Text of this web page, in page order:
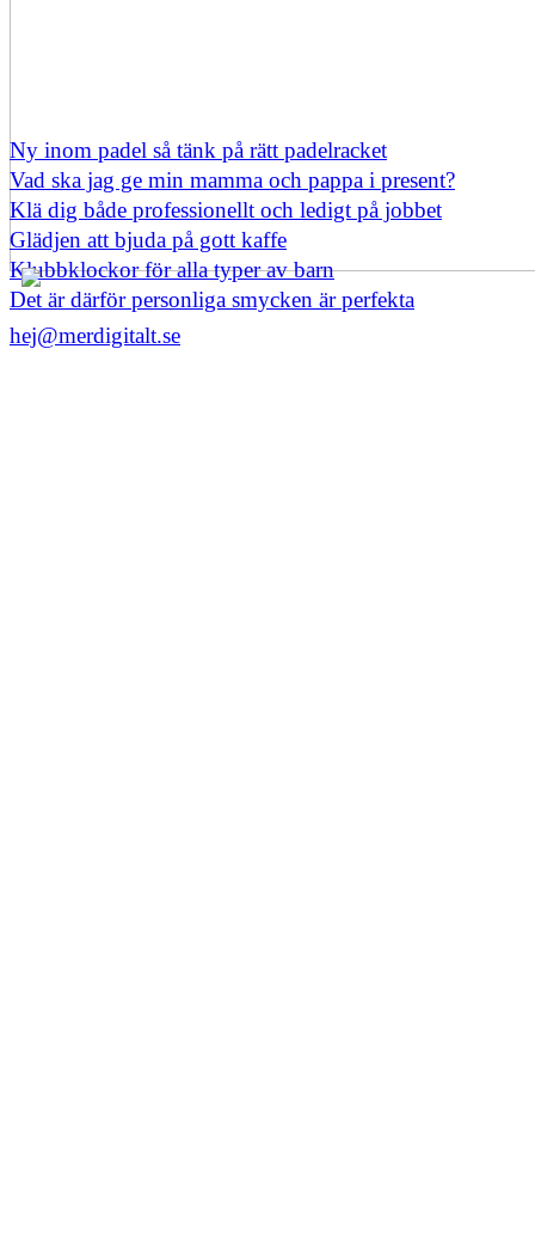
Ny inom padel så tänk på rätt padelracket
Vad ska jag ge min mamma och pappa i present?
Klä dig både professionellt och ledigt på jobbet
Glädjen att bjuda på gott kaffe
Klubbklockor för alla typer av barn
Det är därför personliga smycken är perfekta
hej@merdigitalt.se